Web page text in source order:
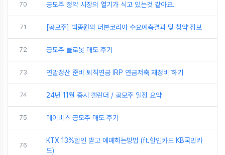
70 공모주 청약 시장의 열기가 식고 있는것 같아요.
71 [공모주] 백종원의 더본코리아 수요예측결과 및 청약 정보
72 공모주 클로봇 매도 후기
73 연말정산 준비 퇴직연금 IRP 연금저축 재정비 하기
74 24년 11월 증시 캘린더 / 공모주 일정 요약
75 웨이비스 공모주 매도 후기
76
KTX 13%할인 받고 예매하는방법 (ft.할인카드 KB국민카
드)